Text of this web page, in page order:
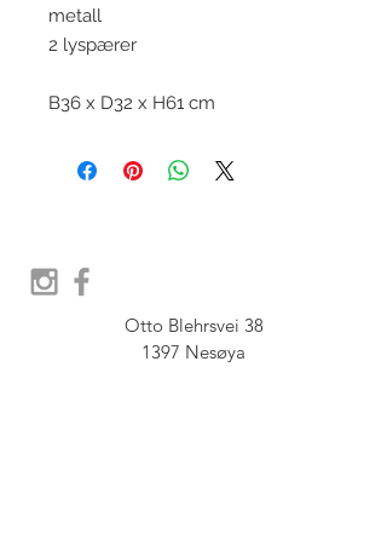
metall
2 lyspærer
B36 x D32 x H61 cm
Otto Blehrsvei 38
1397 Nesøya